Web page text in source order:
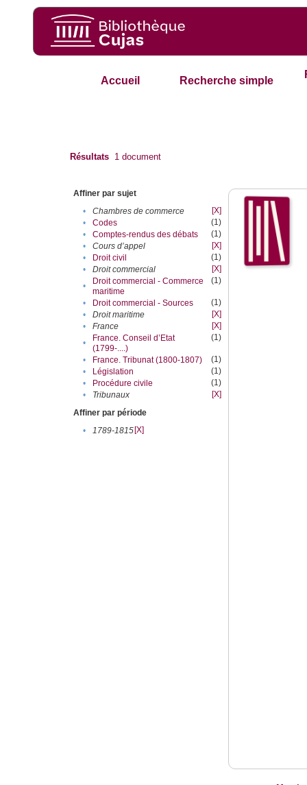
Accueil Recherche simple
Résultats 1 document
Affiner par sujet
•
Chambres de commerce
[X]
•
Codes
(1)
•
Comptes-rendus des débats
(1)
•
Cours d’appel
[X]
•
Droit civil
(1)
•
Droit commercial
[X]
•
Droit commercial - Commerce
maritime
(1)
• Droit commercial - Sources
(1)
•
Droit maritime
[X]
•
France
[X]
•
France. Conseil d’Etat
(1799-....)
(1)
• France. Tribunat (1800-1807)
(1)
•
Législation
(1)
•
Procédure civile
(1)
•
Tribunaux
[X]
Affiner par période
•
1789-1815[X]